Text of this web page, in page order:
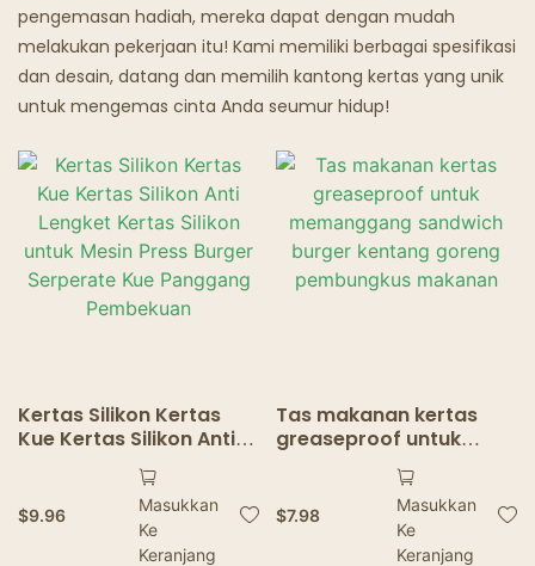
Restoran Hantu
pengemasan hadiah, mereka dapat dengan mudah
melakukan pekerjaan itu! Kami memiliki berbagai spesifikasi
dan desain, datang dan memilih kantong kertas yang unik
untuk mengemas cinta Anda seumur hidup!
Kertas Silikon Kertas
Kue Kertas Silikon Anti
Lengket Kertas Silikon
untuk Mesin Press
Burger Serperate Kue
Panggang Pembekuan
$9.96
Masukkan
Ke
Keranjang
Tas makanan kertas
greaseproof untuk
memanggang sandwich
burger kentang goreng
pembungkus makanan
$7.98
Masukkan
Ke
Keranjang